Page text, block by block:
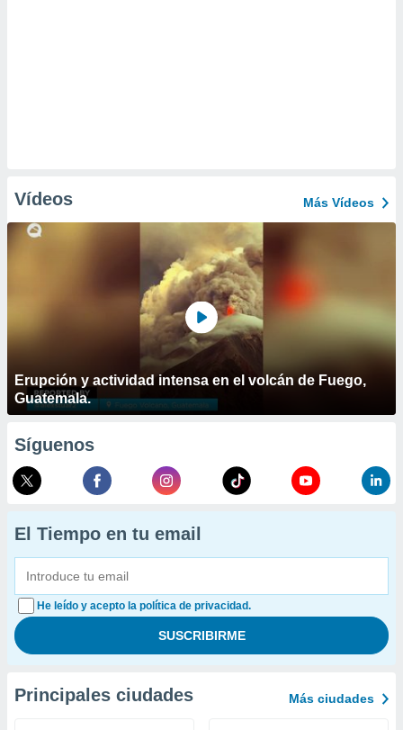
Vídeos Más Vídeos
Erupción y actividad intensa en el volcán de Fuego,
Guatemala.
Síguenos
El Tiempo en tu email
He leído y acepto la política de privacidad.
Principales ciudades Más ciudades